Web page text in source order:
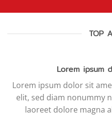
TOP
Lorem ipsum
Lorem ipsum dolor sit
elit, sed diam nonummy
laoreet dolore magna